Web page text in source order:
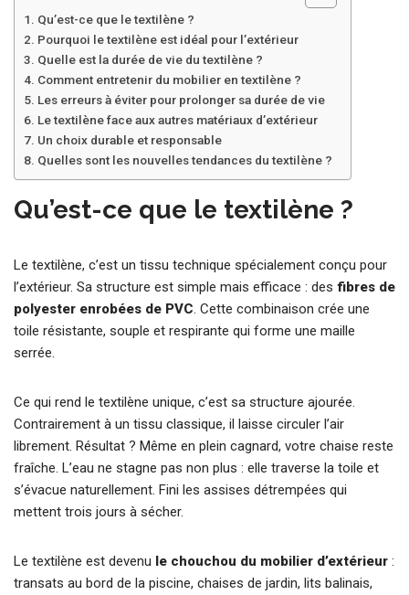
Qu’est-ce que le textilène ?
Pourquoi le textilène est idéal pour l’extérieur
Quelle est la durée de vie du textilène ?
Comment entretenir du mobilier en textilène ?
Les erreurs à éviter pour prolonger sa durée de vie
Le textilène face aux autres matériaux d’extérieur
Un choix durable et responsable
Quelles sont les nouvelles tendances du textilène ?
Qu’est-ce que le textilène ?
Le textilène, c’est un tissu technique spécialement conçu pour
l’extérieur. Sa structure est simple mais efficace : des fibres de
polyester enrobées de PVC. Cette combinaison crée une
toile résistante, souple et respirante qui forme une maille
serrée.
Ce qui rend le textilène unique, c’est sa structure ajourée.
Contrairement à un tissu classique, il laisse circuler l’air
librement. Résultat ? Même en plein cagnard, votre chaise reste
fraîche. L’eau ne stagne pas non plus : elle traverse la toile et
s’évacue naturellement. Fini les assises détrempées qui
mettent trois jours à sécher.
Le textilène est devenu le chouchou du mobilier d’extérieur :
transats au bord de la piscine, chaises de jardin, lits balinais,